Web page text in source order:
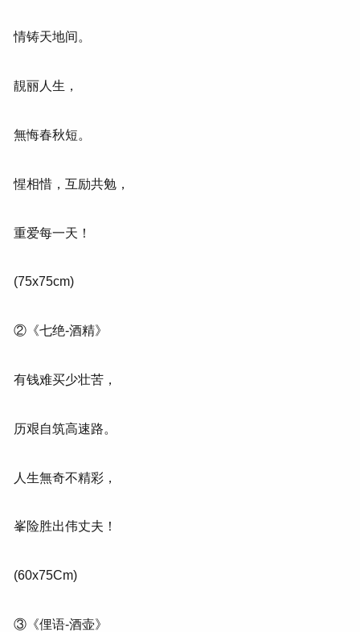
情铸天地间。
靚丽人生，
無悔春秋短。
惺相惜，互励共勉，
重爱每一天！
(75x75cm)
②《七绝-酒精》
有钱难买少壮苦，
历艰自筑高速路。
人生無奇不精彩，
峯险胜出伟丈夫！
(60x75Cm)
③《俚语-酒壶》